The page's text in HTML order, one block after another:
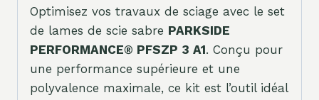
Optimisez vos travaux de sciage avec le set
de lames de scie sabre PARKSIDE
PERFORMANCE® PFSZP 3 A1. Conçu pour
une performance supérieure et une
polyvalence maximale, ce kit est l’outil idéal